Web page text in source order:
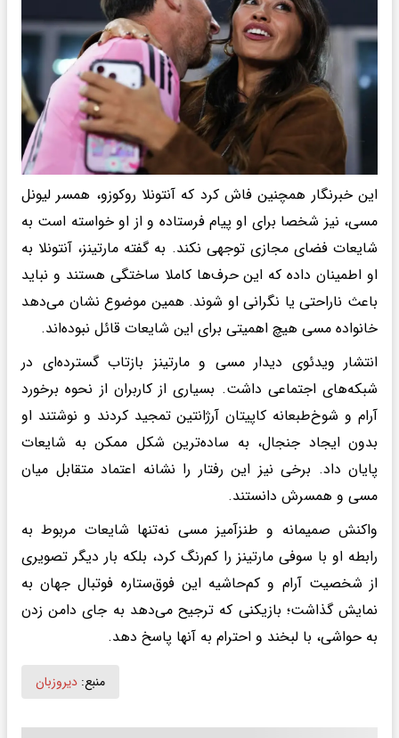
این خبرنگار همچنین فاش کرد که آنتونلا روکوزو، همسر لیونل
مسی، نیز شخصا برای او پیام فرستاده و از او خواسته است به
شایعات فضای مجازی توجهی نکند. به گفته مارتینز، آنتونلا به
او اطمینان داده که این حرف‌ها کاملا ساختگی هستند و نباید
باعث ناراحتی یا نگرانی او شوند. همین موضوع نشان می‌دهد
خانواده مسی هیچ اهمیتی برای این شایعات قائل نبوده‌اند.
انتشار ویدئوی دیدار مسی و مارتینز بازتاب گسترده‌ای در
شبکه‌های اجتماعی داشت. بسیاری از کاربران از نحوه برخورد
آرام و شوخ‌طبعانه کاپیتان آرژانتین تمجید کردند و نوشتند او
بدون ایجاد جنجال، به ساده‌ترین شکل ممکن به شایعات
پایان داد. برخی نیز این رفتار را نشانه اعتماد متقابل میان
مسی و همسرش دانستند.
واکنش صمیمانه و طنزآمیز مسی نه‌تنها شایعات مربوط به
رابطه او با سوفی مارتینز را کم‌رنگ کرد، بلکه بار دیگر تصویری
از شخصیت آرام و کم‌حاشیه این فوق‌ستاره فوتبال جهان به
نمایش گذاشت؛ بازیکنی که ترجیح می‌دهد به جای دامن زدن
به حواشی، با لبخند و احترام به آنها پاسخ دهد.
منبع: دیروزبان